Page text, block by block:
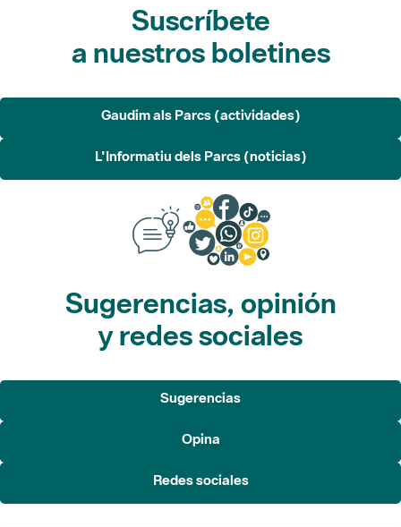
Suscríbete
a nuestros boletines
Gaudim als Parcs (actividades)
L'Informatiu dels Parcs (noticias)
Sugerencias, opinión
y redes sociales
Sugerencias
Opina
Redes sociales